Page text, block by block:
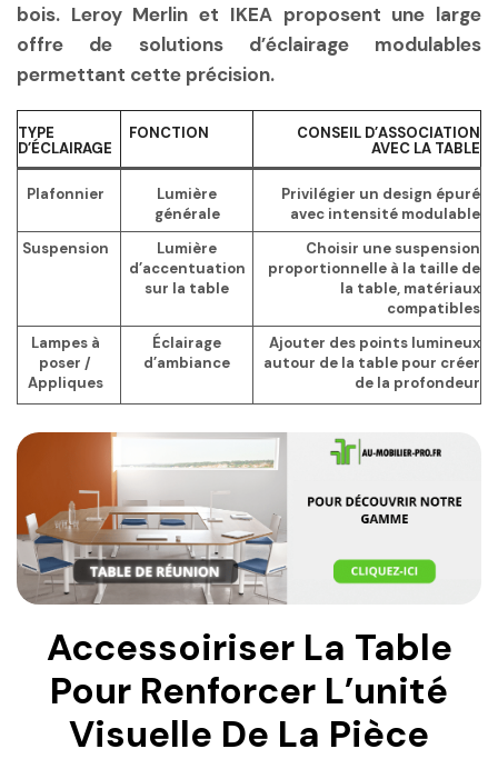
bois. Leroy Merlin et IKEA proposent une large
offre de solutions d’éclairage modulables
permettant cette précision.
TYPE
D’ÉCLAIRAGE
FONCTION
CONSEIL D’ASSOCIATION
AVEC LA TABLE
Plafonnier
Lumière
générale
Privilégier un design épuré
avec intensité modulable
Suspension
Lumière
d’accentuation
sur la table
Choisir une suspension
proportionnelle à la taille de
la table, matériaux
compatibles
Lampes à
poser /
Appliques
Éclairage
d’ambiance
Ajouter des points lumineux
autour de la table pour créer
de la profondeur
Accessoiriser La Table
Pour Renforcer L’unité
Visuelle De La Pièce